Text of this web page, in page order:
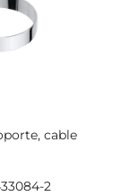
cable
2